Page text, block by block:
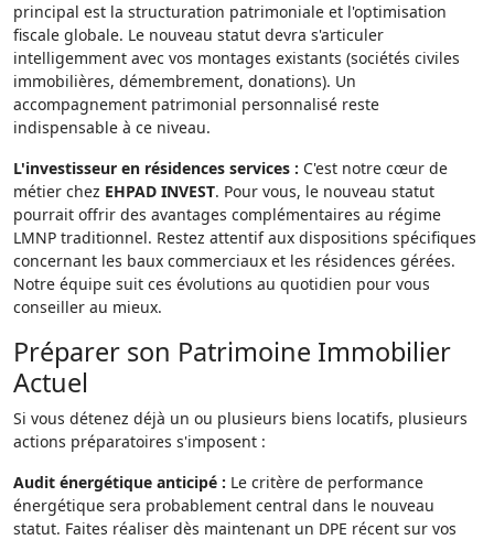
principal est la structuration patrimoniale et l'optimisation
fiscale globale. Le nouveau statut devra s'articuler
intelligemment avec vos montages existants (sociétés civiles
immobilières, démembrement, donations). Un
accompagnement patrimonial personnalisé reste
indispensable à ce niveau.
L'investisseur en résidences services : C'est notre cœur de
métier chez EHPAD INVEST. Pour vous, le nouveau statut
pourrait offrir des avantages complémentaires au régime
LMNP traditionnel. Restez attentif aux dispositions spécifiques
concernant les baux commerciaux et les résidences gérées.
Notre équipe suit ces évolutions au quotidien pour vous
conseiller au mieux.
Préparer son Patrimoine Immobilier
Actuel
Si vous détenez déjà un ou plusieurs biens locatifs, plusieurs
actions préparatoires s'imposent :
Audit énergétique anticipé : Le critère de performance
énergétique sera probablement central dans le nouveau
statut. Faites réaliser dès maintenant un DPE récent sur vos